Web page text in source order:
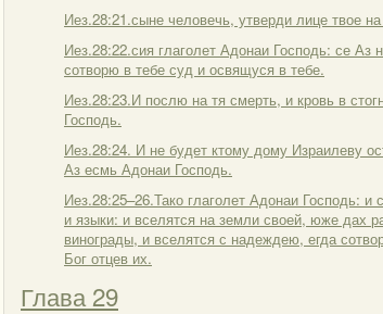
Иез.28:21.сыне человечь, утверди лице твое
Иез.28:22.сия глаголет Адонаи Господь: се
сотворю в тебе суд и освящуся в тебе.
Иез.28:23.И послю на тя смерть, и кровь в
Господь.
Иез.28:24. И не будет ктому дому Израилеву
Аз есмь Адонаи Господь.
Иез.28:25–26.Тако глаголет Адонаи Господь:
и языки: и вселятся на земли своей, юже дах
винограды, и вселятся с надеждею, егда
Бог отцев их.
Глава 29